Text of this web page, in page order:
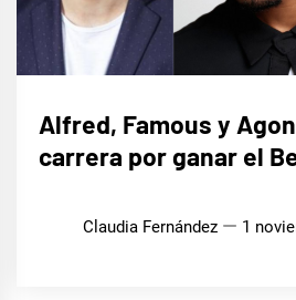
Alfred, Famous y
carrera por ganar el
Claudia Fernández 1